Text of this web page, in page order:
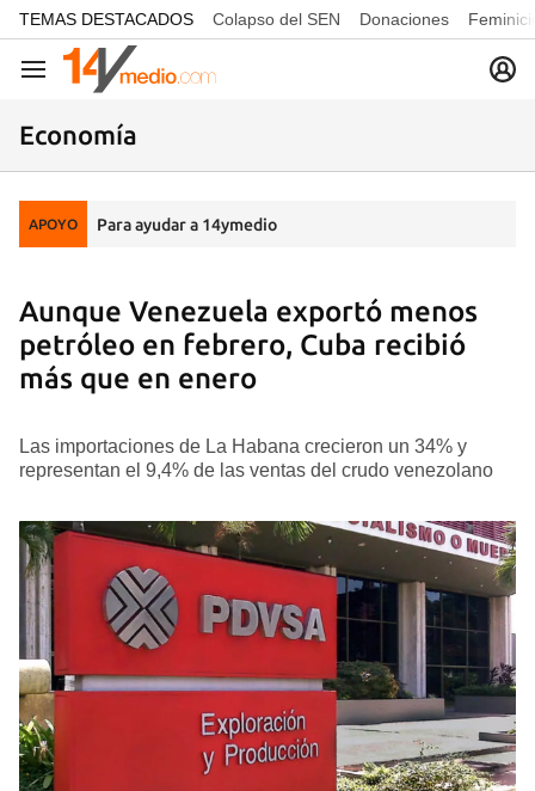
common.go-to-content
TEMAS DESTACADOS Colapso del SEN Donaciones
Navegación
Economía
APOYO Para ayudar a 14ymedio
Aunque Venezuela exportó menos
petróleo en febrero, Cuba recibió
más que en enero
Las importaciones de La Habana crecieron un 34% y
representan el 9,4% de las ventas del crudo venezolano